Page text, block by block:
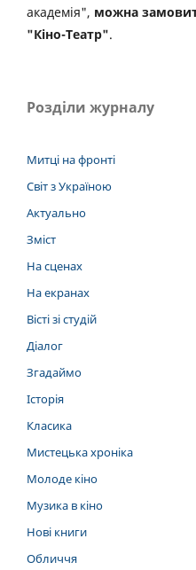
академія", можна
"Кіно-Театр".
Розділи журналу
Митці на фронті
Світ з Україною
Актуально
Зміст
На сценах
На екранах
Вісті зі студій
Діалог
Згадаймо
Історія
Класика
Мистецька хроніка
Молоде кіно
Музика в кіно
Нові книги
Обличчя